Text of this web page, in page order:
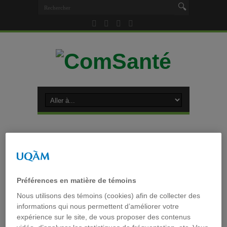
Tag archives :
Deux nouvelles parutions à
surveiller sur les
Préférences en matière de témoins
Nous utilisons des témoins (cookies) afin de collecter des
informations qui nous permettent d’améliorer votre
expérience sur le site, de vous proposer des contenus